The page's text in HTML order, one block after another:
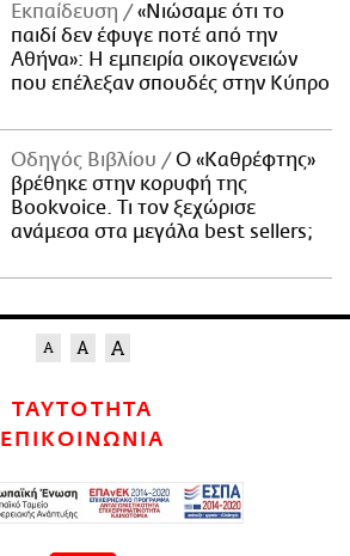
Εκπαίδευση
«Νιώσαμε ότι το
παιδί δεν έφυγε ποτέ από την
Αθήνα»: Η εμπειρία οικογενειών
που επέλεξαν σπουδές στην Κύπρο
Οδηγός Βιβλίου
Ο «Καθρέφτης»
βρέθηκε στην κορυφή της
Bookvoice. Τι τον ξεχώρισε
ανάμεσα στα μεγάλα best sellers;
ΤΑΥΤΟΤΗΤΑ
ΕΠΙΚΟΙΝΩΝΙΑ